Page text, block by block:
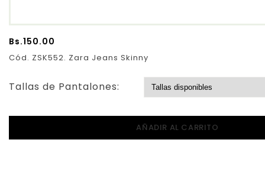
Bs.150.00
Cód. ZSK552. Zara Jeans Skinny
Tallas de Pantalones:
AÑADIR AL CARRITO